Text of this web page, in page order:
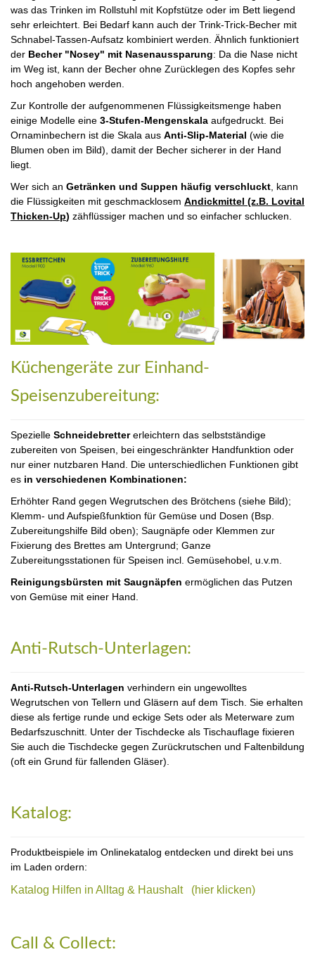
was das Trinken im Rollstuhl mit Kopfstütze oder im Bett liegend
sehr erleichtert. Bei Bedarf kann auch der Trink-Trick-Becher mit
Schnabel-Tassen-Aufsatz kombiniert werden. Ähnlich funktioniert
der Becher "Nosey" mit Nasenaussparung: Da die Nase nicht
im Weg ist, kann der Becher ohne Zurücklegen des Kopfes sehr
hoch angehoben werden.
Zur Kontrolle der aufgenommenen Flüssigkeitsmenge haben
einige Modelle eine 3-Stufen-Mengenskala aufgedruckt. Bei
Ornaminbechern ist die Skala aus Anti-Slip-Material (wie die
Blumen oben im Bild), damit der Becher sicherer in der Hand
liegt.
Wer sich an Getränken und Suppen häufig verschluckt, kann
die Flüssigkeiten mit geschmacklosem Andickmittel (z.B. Lovital
Thicken-Up) zähflüssiger machen und so einfacher schlucken.
Küchengeräte zur Einhand-
Speisenzubereitung:
Spezielle Schneidebrettererleichtern das selbstständige
zubereiten von Speisen, bei eingeschränkter Handfunktion oder
nur einer nutzbaren Hand. Die unterschiedlichen Funktionen gibt
es in verschiedenen Kombinationen:
Erhöhter Rand gegen Wegrutschen des Brötchens (siehe Bild);
Klemm- und Aufspießfunktion für Gemüse und Dosen (Bsp.
Zubereitungshilfe Bild oben); Saugnäpfe oder Klemmen zur
Fixierung des Brettes am Untergrund; Ganze
Zubereitungsstationen für Speisen incl. Gemüsehobel, u.v.m.
Reinigungsbürsten mit Saugnäpfen ermöglichen das Putzen
von Gemüse mit einer Hand.
Anti-Rutsch-Unterlagen:
Anti-Rutsch-Unterlagen verhindern ein ungewolltes
Wegrutschen von Tellern und Gläsern auf dem Tisch. Sie erhalten
diese als fertige runde und eckige Sets oder als Meterware zum
Bedarfszuschnitt. Unter der Tischdecke als Tischauflage fixieren
Sie auch die Tischdecke gegen Zurückrutschen und Faltenbildung
(oft ein Grund für fallenden Gläser).
Katalog:
Produktbeispiele im Onlinekatalog entdecken und direkt bei uns
im Laden ordern:
Katalog Hilfen in Alltag & Haushalt (hier klicken)
Call & Collect: